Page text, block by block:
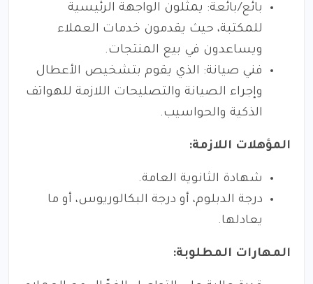
بائع/بائعة: يمثلون الواجهة الرئيسية
للمكتبة، حيث يقدمون خدمات العملاء
ويساعدون في بيع المنتجات.
فني صيانة: الذي يقوم بتشخيص الأعطال
وإجراء الصيانة والتصليحات اللازمة للهواتف
الذكية والحواسيب.
المؤهلات اللازمة:
شهادة الثانوية العامة.
درجة الدبلوم، أو درجة البكالوريوس، أو ما
يعادلها.
المهارات المطلوبة: